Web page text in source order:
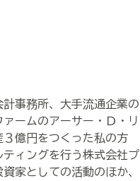
事務所、大手流通企業の
ームのアーサー・Ｄ・リ
３億円をつくった私の方
ィングを行う株式会社プ
家としての活動のほか、